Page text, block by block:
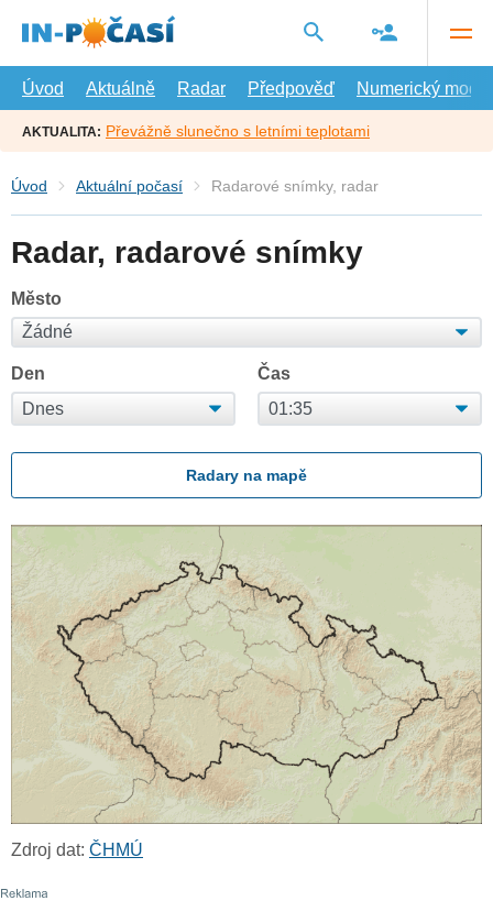
hlavní
Úvod
Aktuálně Radar Předpověď Numerický model
AKTUALITA: Převážně slunečno s letními teplotami
Úvod Aktuální počasí Radarové snímky, radar
Radar, radarové snímky
Město
Den Čas
Radary na mapě
Zdroj dat: ČHMÚ